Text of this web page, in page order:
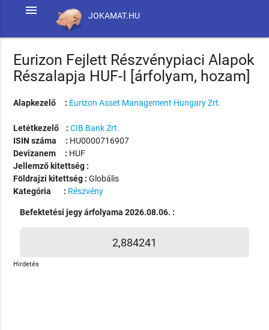
JOKAMAT.HU
menu
Eurizon Fejlett Részvénypiaci Alapok
Részalapja HUF-I [árfolyam, hozam]
Alapkezelő : Eurizon Asset Management Hungary Zrt.
Letétkezelő : CIB Bank Zrt.
ISIN száma : HU0000716907
Devizanem : HUF
Jellemző kitettség :
Földrajzi kitettség :Globális
Kategória : Részvény
Befektetési jegy árfolyama 2026.08.06. :
2,884241
Hirdetés